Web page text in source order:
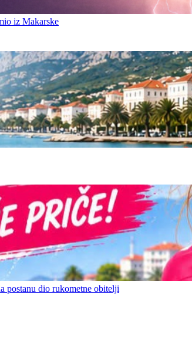
iz Makarske
postanu dio rukometne obitelji